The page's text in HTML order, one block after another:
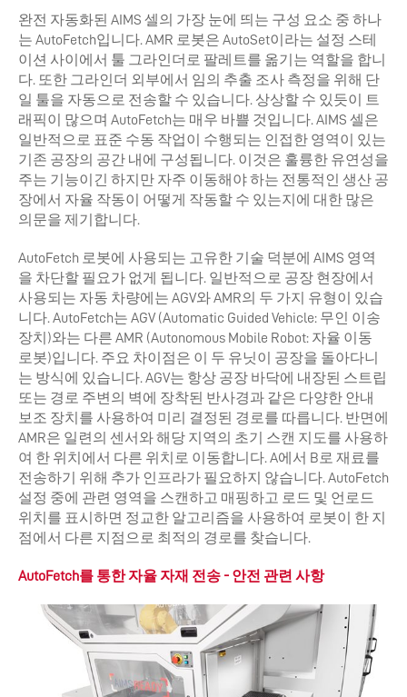
완전 자동화된 AIMS 셀의 가장 눈에 띄는 구성 요소 중 하나
는 AutoFetch입니다. AMR 로봇은 AutoSet이라는 설정 스테
이션 사이에서 툴 그라인더로 팔레트를 옮기는 역할을 합니
다. 또한 그라인더 외부에서 임의 추출 조사 측정을 위해 단
일 툴을 자동으로 전송할 수 있습니다. 상상할 수 있듯이 트
래픽이 많으며 AutoFetch는 매우 바쁠 것입니다. AIMS 셀은
일반적으로 표준 수동 작업이 수행되는 인접한 영역이 있는
기존 공장의 공간 내에 구성됩니다. 이것은 훌륭한 유연성을
주는 기능이긴 하지만 자주 이동해야 하는 전통적인 생산 공
장에서 자율 작동이 어떻게 작동할 수 있는지에 대한 많은
의문을 제기합니다.
AutoFetch 로봇에 사용되는 고유한 기술 덕분에 AIMS 영역
을 차단할 필요가 없게 됩니다. 일반적으로 공장 현장에서
사용되는 자동 차량에는 AGV와 AMR의 두 가지 유형이 있습
니다. AutoFetch는 AGV (Automatic Guided Vehicle: 무인 이송
장치)와는 다른 AMR (Autonomous Mobile Robot: 자율 이동
로봇)입니다. 주요 차이점은 이 두 유닛이 공장을 돌아다니
는 방식에 있습니다. AGV는 항상 공장 바닥에 내장된 스트립
또는 경로 주변의 벽에 장착된 반사경과 같은 다양한 안내
보조 장치를 사용하여 미리 결정된 경로를 따릅니다. 반면에
AMR은 일련의 센서와 해당 지역의 초기 스캔 지도를 사용하
여 한 위치에서 다른 위치로 이동합니다. A에서 B로 재료를
전송하기 위해 추가 인프라가 필요하지 않습니다. AutoFetch
설정 중에 관련 영역을 스캔하고 매핑하고 로드 및 언로드
위치를 표시하면 정교한 알고리즘을 사용하여 로봇이 한 지
점에서 다른 지점으로 최적의 경로를 찾습니다.
AutoFetch를 통한 자율 자재 전송 - 안전 관련 사항